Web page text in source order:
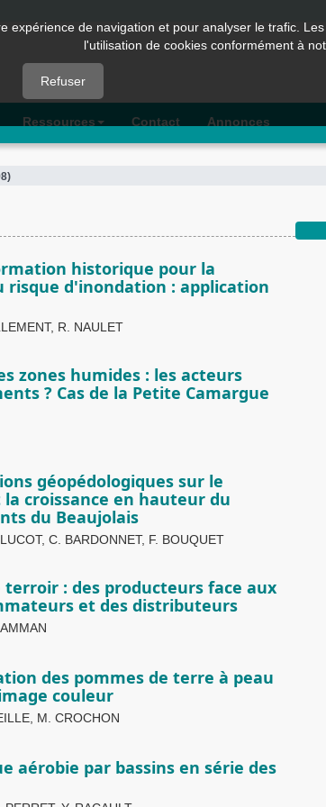
Ressources Contact Annonces
historique pour la
d'inondation : application
R. NAULET
zones humides : les acteurs
? Cas de la Petite Camargue
géopédologiques sur le
croissance en hauteur du
du Beaujolais
C. BARDONNET, F. BOUQUET
: des producteurs face aux
et des distributeurs
des pommes de terre à peau
couleur
M. CROCHON
aérobie par bassins en série des
expérience de navigation et pour analyser le trafic.
l'utilisation de cookies conformément à
Refuser